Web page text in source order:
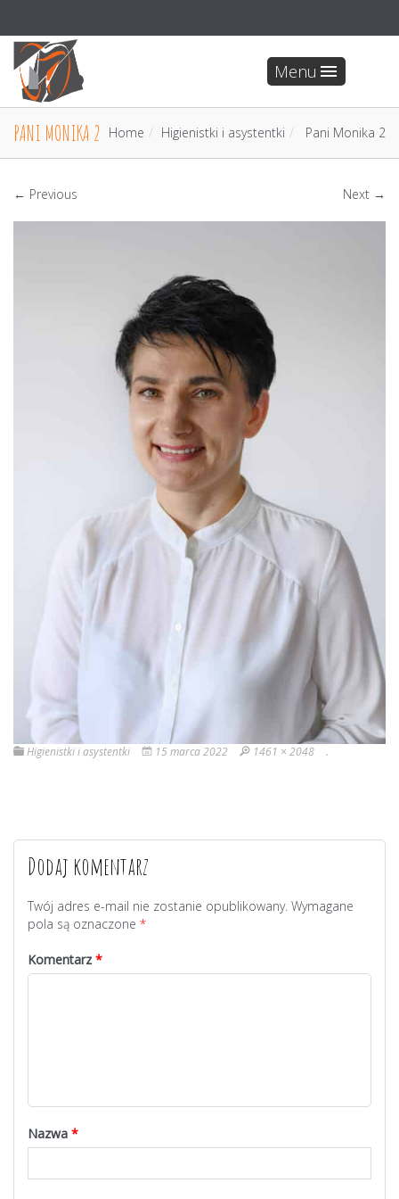
Menu
PANI MONIKA 2 Home Higienistki i asystentki Pani Monika 2
← Previous Next →
Higienistki i asystentki 15 marca 2022 1461 × 2048 .
Dodaj komentarz
Twój adres e-mail nie zostanie opublikowany. Wymagane
pola są oznaczone *
Komentarz*
Nazwa *